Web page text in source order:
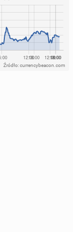
Źródło: currencybeacon.com